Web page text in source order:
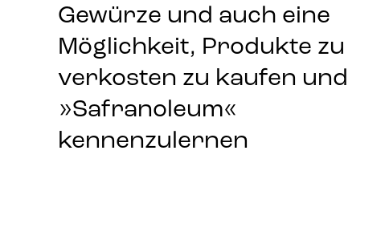
Gewürze und auch eine
Möglichkeit, Produkte zu
verkosten zu kaufen und
»Safranoleum«
kennenzulernen